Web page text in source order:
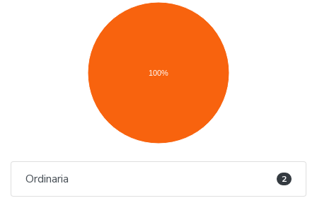
100%
Ordinaria 2